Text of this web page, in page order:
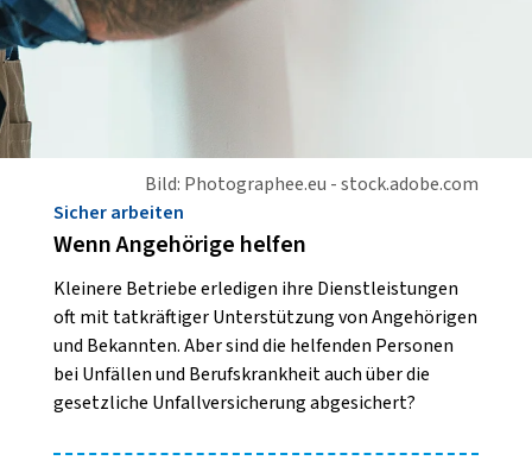
Bild: Photographee.eu - stock.adobe.com
Sicher arbeiten
Wenn Angehörige helfen
Kleinere Betriebe erledigen ihre Dienstleistungen
oft mit tatkräftiger Unterstützung von Angehörigen
und Bekannten. Aber sind die helfenden Personen
bei Unfällen und Berufskrankheit auch über die
gesetzliche Unfallversicherung abgesichert?